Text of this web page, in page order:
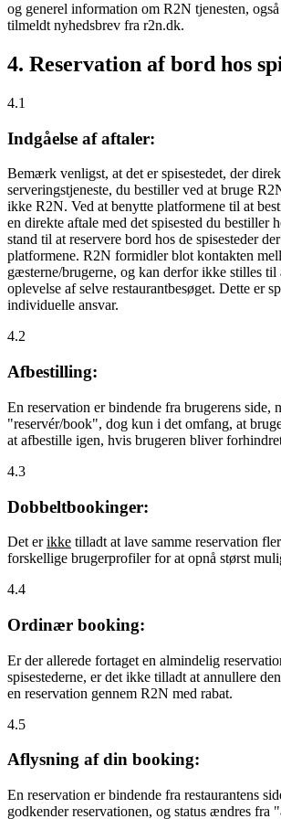
og generel information om R2N tjenesten,
tilmeldt nyhedsbrev fra r2n.dk.
4. Reservation af bord hos
4.1
Indgåelse af aftaler:
Bemærk venligst, at det er spisestedet, der
serveringstjeneste, du bestiller ved at bruge
ikke R2N. Ved at benytte platformene til at
en direkte aftale med det spisested du bestiller
stand til at reservere bord hos de spisesteder
platformene. R2N formidler blot kontakten
gæsterne/brugerne, og kan derfor ikke stilles til
oplevelse af selve restaurantbesøget. Dette er
individuelle ansvar.
4.2
Afbestilling:
En reservation er bindende fra brugerens side,
"reservér/book", dog kun i det omfang, at
at afbestille igen, hvis brugeren bliver
4.3
Dobbeltbookinger:
Det erikke tilladt at lave samme reservation
forskellige brugerprofiler for at opnå størst
4.4
Ordinær booking:
Er der allerede fortaget en almindelig
spisestederne, er det ikke tilladt at annullere
en reservation gennem R2N med rabat.
4.5
Aflysning af din booking:
En reservation er bindende fra restaurantens
godkender reservationen, og status ændres fra